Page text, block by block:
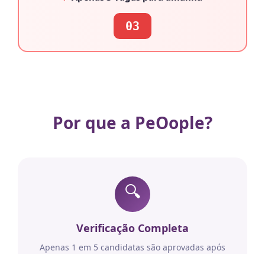
03
Por que a PeOople?
🔍
Verificação Completa
Apenas 1 em 5 candidatas são aprovadas após